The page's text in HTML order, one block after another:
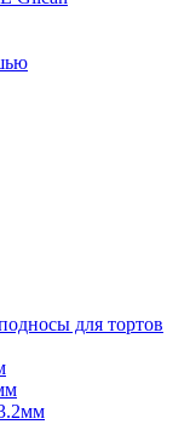
для тортов